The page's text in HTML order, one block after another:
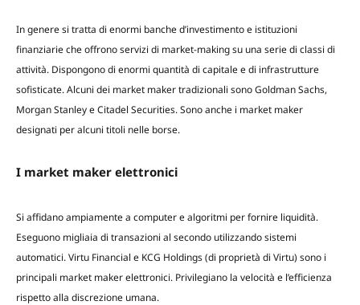
In genere si tratta di enormi banche d’investimento e istituzioni
finanziarie che offrono servizi di market-making su una serie di classi di
attività. Dispongono di enormi quantità di capitale e di infrastrutture
sofisticate. Alcuni dei market maker tradizionali sono Goldman Sachs,
Morgan Stanley e Citadel Securities. Sono anche i market maker
designati per alcuni titoli nelle borse.
I market maker elettronici
Si affidano ampiamente a computer e algoritmi per fornire liquidità.
Eseguono migliaia di transazioni al secondo utilizzando sistemi
automatici. Virtu Financial e KCG Holdings (di proprietà di Virtu) sono i
principali market maker elettronici. Privilegiano la velocità e l’efficienza
rispetto alla discrezione umana.